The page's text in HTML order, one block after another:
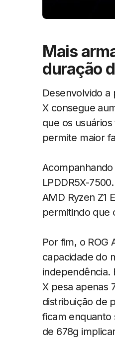
Mais
duração
Desenvolvido a
X consegue
que os
permite maior
LPDDR5X-
AMD Ryzen Z1
permitindo que
Por fim, o ROG
capacidade do
independência.
X pesa apenas
distribuição de
ficam enquanto
de 678g